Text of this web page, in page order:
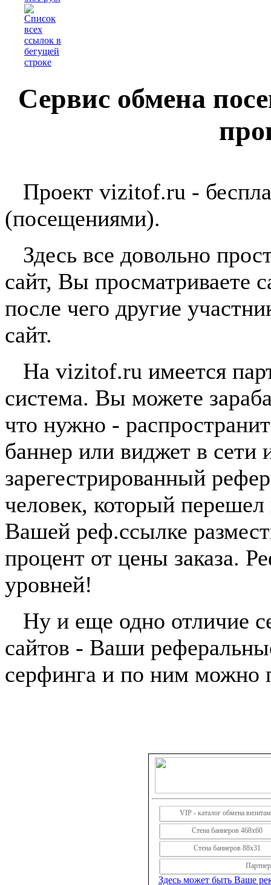
Сервис обмена
Проект vizitof.ru -
(посещениями).
Здесь все довольно
сайт, Вы просматриваете
после чего другие
сайт.
На vizitof.ru имеется
система. Вы можете
что нужно -
баннер или виджет в сети
зарегестрированный
человек, который
Вашей реф.ссылке
процент от цены заказа.
уровней!
Ну и еще одно отличие
сайтов - Ваши
серфинга и по ним можно
VIP - каталог обмена
Стена баннеров 468х60
Стена баннеров 88х31
Здесь может быть Ваше